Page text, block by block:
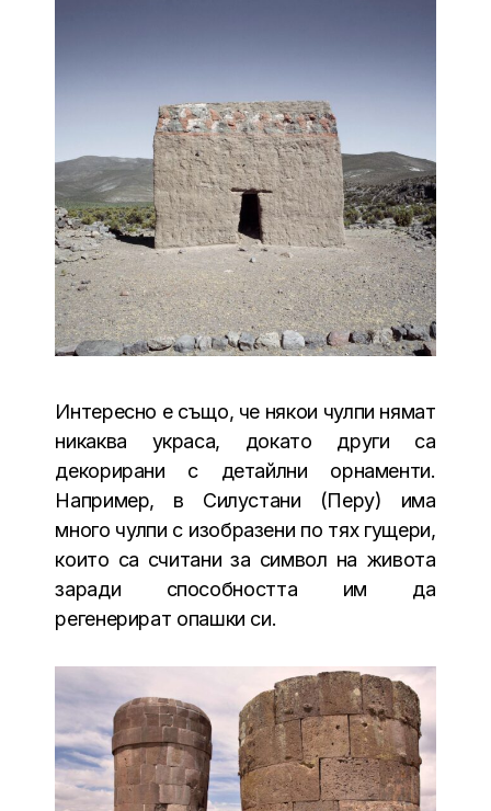
Интересно е също, че някои чулпи нямат
никаква украса, докато други са
декорирани с детайлни орнаменти.
Например, в Силустани (Перу) има
много чулпи с изобразени по тях гущери,
които са считани за символ на живота
заради способността им да
регенерират опашки си.